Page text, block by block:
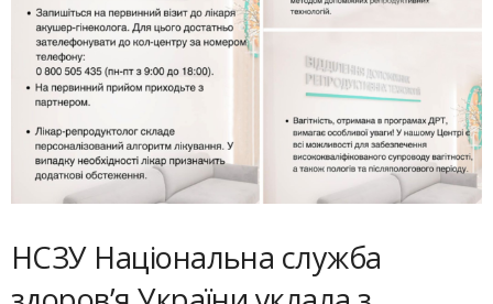
НСЗУ Національна служба